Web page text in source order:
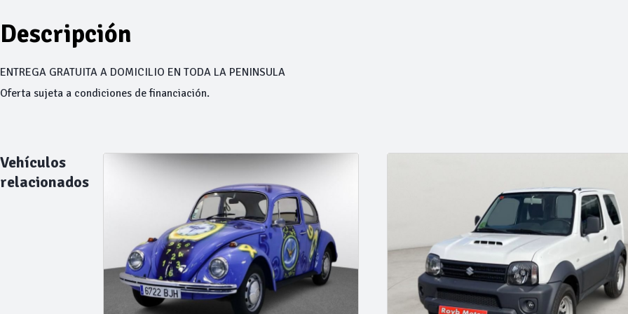
Descripción
ENTREGA GRATUITA A DOMICILIO EN TODA LA PENINSULA
Oferta sujeta a condiciones de financiación.
Vehículos
relacionados